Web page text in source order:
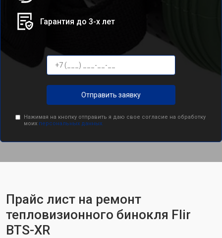
Гарантия до 3-х лет
Отправить заявку
Нажимая на кнопку отправить я даю свое согласие на обработку
моих персональных данных.
Прайс лист на ремонт
тепловизионного бинокля Flir
BTS-XR